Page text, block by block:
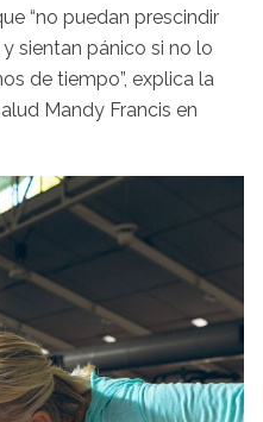
“no puedan prescindir
sientan pánico si no lo
de tiempo”, explica la
Mandy Francis en